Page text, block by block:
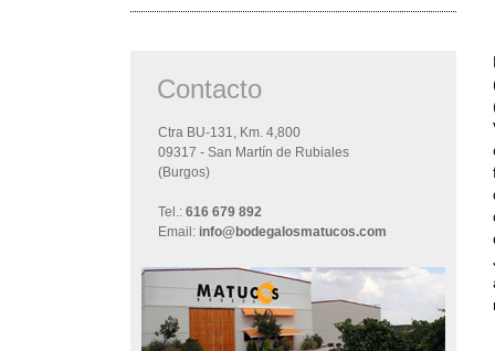
Contacto
Ctra BU-131, Km. 4,800
09317 - San Martín de Rubiales
(Burgos)
Tel.: 616 679 892
Email: info@bodegalosmatucos.com